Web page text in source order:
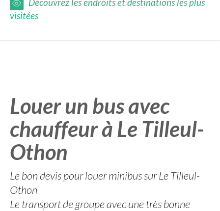
visitées
Louer un bus avec
chauffeur à Le Tilleul-
Othon
Le bon devis pour louer minibus sur Le Tilleul-
Othon
Le transport de groupe avec une très bonne